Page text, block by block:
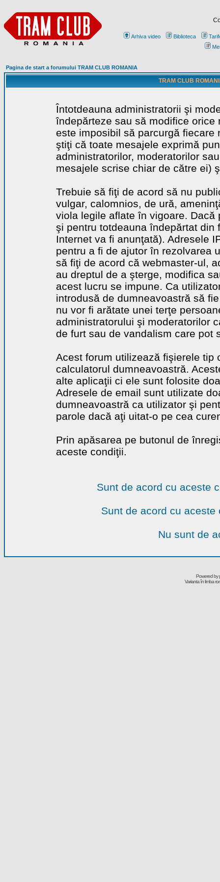
Arhiva video Biblioteca
Pagina de start a forumului TRAM CLUB ROMANIA
TRAM CLUB
Întotdeauna administratorii şi
îndepărteze sau să modifice
este imposibil să parcurgă
ştiţi că toate mesajele exprimă
administratorilor, moderatorilor
mesajele scrise chiar de către ei)
Trebuie să fiţi de acord să nu
vulgar, calomnios, de ură,
viola legile aflate în vigoare.
şi pentru totdeauna îndepărtat
Internet va fi anunţată). Adresele
pentru a fi de ajutor în rezolvarea
să fiţi de acord că webmaster-ul,
au dreptul de a şterge, modifica
acest lucru se impune. Ca
introdusă de dumneavoastră să
nu vor fi arătate unei terţe
administratorului şi moderatorilor
de furt sau de vandalism care pot
Acest forum utilizează fişierele tip
calculatorul dumneavoastră.
alte aplicaţii ci ele sunt folosite
Adresele de email sunt utilizate
dumneavoastră ca utilizator şi
parole dacă aţi uitat-o pe cea
Prin apăsarea pe butonul de
aceste condiţii.
Sunt de acord cu aceste
Sunt de acord cu
Nu sunt de
Powered by
Varianta în limba